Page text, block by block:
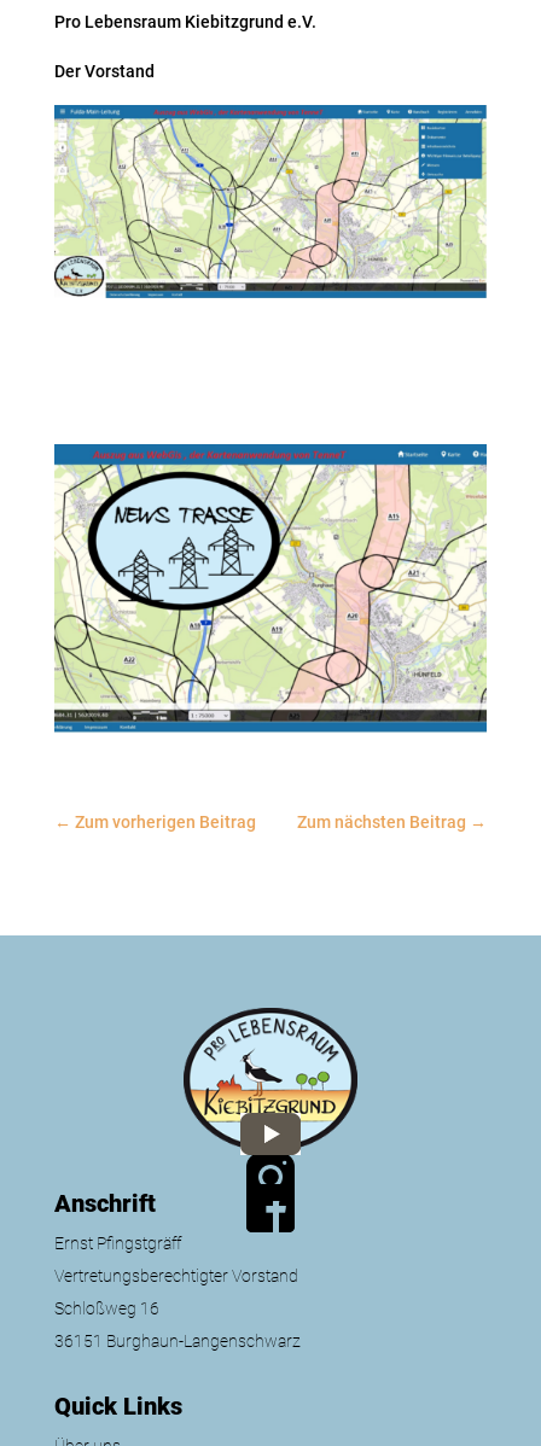
Pro Lebensraum Kiebitzgrund e.V.
Der Vorstand
← Zum vorherigen Beitrag Zum nächsten Beitrag →
Anschrift
Ernst Pfingstgräff
Vertretungsberechtigter Vorstand
Schloßweg 16
36151 Burghaun-Langenschwarz
Quick Links